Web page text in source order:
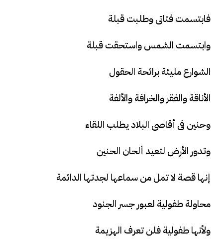
فابتسمت فتاتى وطلبت قبلة
وابتسمت الشمس واستحقت قبلة
الشوارع مليئة برائحة الحقول
الأناقة والفقر والخرافة والألفة
وحنين فى أقاصى البلاد يطلب اللقاء
وتدور الأرض لتعيد ألحان الحنين
إنها قصة لا تمل من سماعها لجدتها الدائمة
محاولة طفولية لعبور جسر الجنود
ولأنها طفولية فلن تعرف الهزيمة